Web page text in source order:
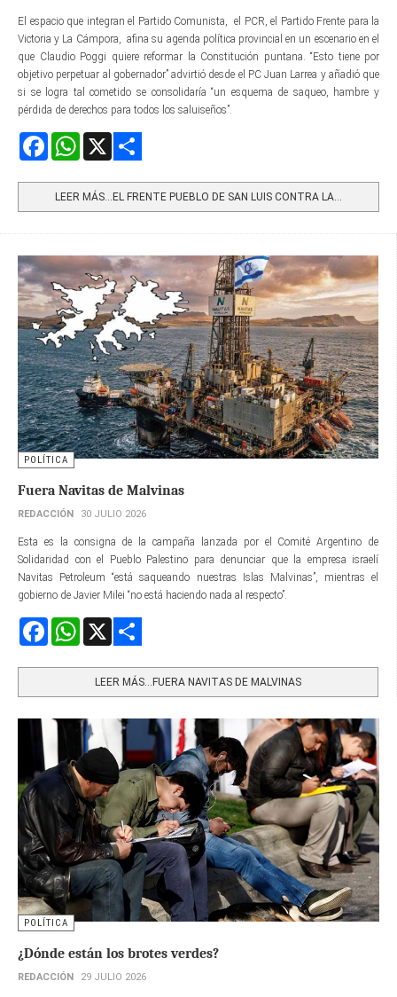
El espacio que integran el Partido Comunista, el PCR, el Partido Frente para la
Victoria y La Cámpora, afina su agenda política provincial en un escenario en el
que Claudio Poggi quiere reformar la Constitución puntana. “Esto tiene por
objetivo perpetuar al gobernador” advirtió desde el PC Juan Larrea y añadió que
si se logra tal cometido se consolidaría “un esquema de saqueo, hambre y
pérdida de derechos para todos los saluiseños”.
FacebookWhatsApp
LEER MÁS…EL FRENTE PUEBLO DE SAN LUIS CONTRA LA...
POLÍTICA
Fuera Navitas de Malvinas
REDACCIÓN 30 JULIO 2026
Esta es la consigna de la campaña lanzada por el Comité Argentino de
Solidaridad con el Pueblo Palestino para denunciar que la empresa israelí
Navitas Petroleum “está saqueando nuestras Islas Malvinas”, mientras el
gobierno de Javier Milei “no está haciendo nada al respecto”.
FacebookWhatsApp
LEER MÁS…FUERA NAVITAS DE MALVINAS
POLÍTICA
¿Dónde están los brotes verdes?
REDACCIÓN 29 JULIO 2026